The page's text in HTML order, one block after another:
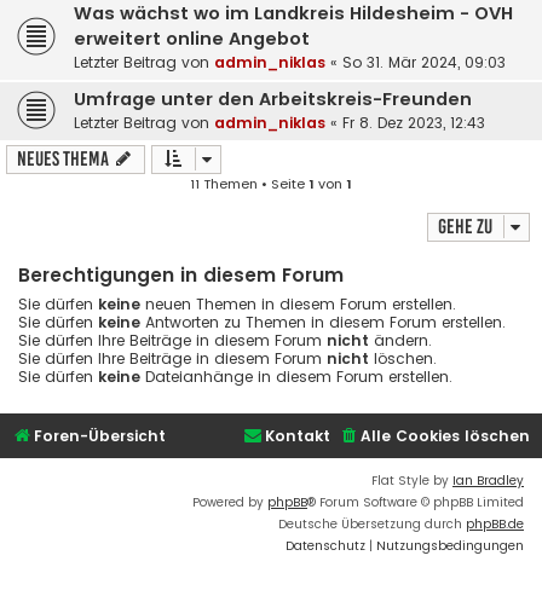
Was wächst wo im Landkreis Hildesheim - OVH
erweitert online Angebot
Letzter Beitrag von admin_niklas « So 31. Mär 2024, 09:03
Umfrage unter den Arbeitskreis-Freunden
Letzter Beitrag von admin_niklas « Fr 8. Dez 2023, 12:43
Neues Thema
11 Themen • Seite1 von 1
Gehe zu
Berechtigungen in diesem Forum
Sie dürfen keine neuen Themen in diesem Forum erstellen.
Sie dürfen keine Antworten zu Themen in diesem Forum erstellen.
Sie dürfen Ihre Beiträge in diesem Forum nicht ändern.
Sie dürfen Ihre Beiträge in diesem Forum nicht löschen.
Sie dürfen keine Dateianhänge in diesem Forum erstellen.
Foren-Übersicht Alle Cookies löschen
Kontakt
Flat Style by Ian Bradley
Powered by phpBB® Forum Software © phpBB Limited
Deutsche Übersetzung durch phpBB.de
Datenschutz | Nutzungsbedingungen